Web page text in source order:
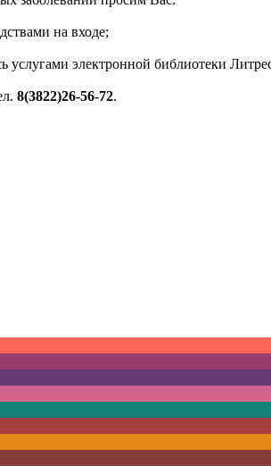
на входе;
услугами электронной библиотеки
8(3822)26-56-72.